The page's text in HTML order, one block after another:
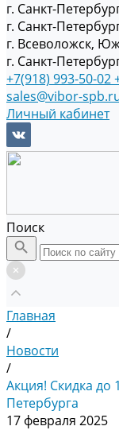
г. Санкт-
г. Санкт-
г. Всеволожск,
г. Санкт-
+7(918) 993-50-02
sales@vibor-
Личный кабинет
Поиск
Главная
/
Новости
/
Акция! Скидка до
Петербурга
17 февраля 2025